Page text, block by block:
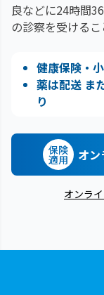
良などに24時間
の診察を受けるこ
健康保険・
薬は配送 ま
り
保険
適用 オ
オンラ